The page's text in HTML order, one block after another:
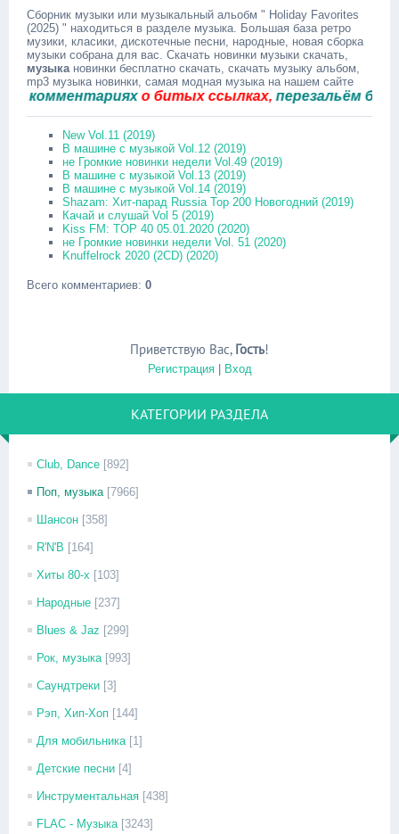
Сборник музыки или музыкальный альобм " Holiday Favorites
(2025) " находиться в разделе музыка. Большая база ретро
музики, класики, дискотечные песни, народные, новая сборка
музыки собрана для вас. Скачать новинки музыки скачать,
музыкановинки бесплатно скачать, скачать музыку альбом,
mp3 музыка новинки, самая модная музыка на нашем сайте
о битых ссылках,перезальём быстро.
New Vol.11 (2019)
В машине с музыкой Vol.12 (2019)
не Громкие новинки недели Vol.49 (2019)
В машине с музыкой Vol.13 (2019)
В машине с музыкой Vol.14 (2019)
Shazam: Хит-парад Russia Top 200 Новогодний (2019)
Качай и слушай Vol 5 (2019)
Kiss FM: TOP 40 05.01.2020 (2020)
не Громкие новинки недели Vol. 51 (2020)
Knuffelrock 2020 (2CD) (2020)
Всего комментариев: 0
Приветствую Вас, Гость!
Регистрация| Вход
КАТЕГОРИИ РАЗДЕЛА
Club, Dance [892]
Поп, музыка [7966]
Шансон [358]
R'N'B [164]
Хиты 80-х [103]
Народные [237]
Blues & Jaz [299]
Рок, музыка [993]
Саундтреки [3]
Рэп, Хип-Хоп [144]
Для мобильника [1]
Детские песни [4]
Инструментальная [438]
FLAC - Музыка [3243]